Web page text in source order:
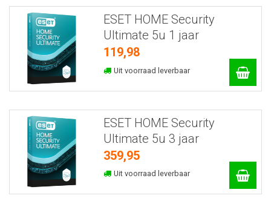
ESET HOME Security
Ultimate 5u 1 jaar
119,98
Uit voorraad leverbaar
ESET HOME Security
Ultimate 5u 3 jaar
359,95
Uit voorraad leverbaar